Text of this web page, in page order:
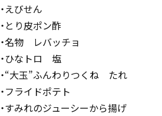
・えびせん
・とり皮ポン酢
・名物 レバッチョ
・ひなトロ 塩
・“大玉”ふんわりつくね たれ
・フライドポテト
・すみれのジューシーから揚げ